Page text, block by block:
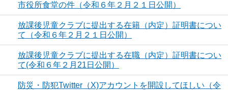
市役所食堂の件（令和６年２月２１日公開）
放課後児童クラブに提出する在籍（内定）証明書につい
て（令和６年２月２１日公開）
放課後児童クラブに提出する在職（内定）証明書につい
て(令和６年２月21日公開）
防災・防犯Twitter（X)アカウントを開設してほしい（令